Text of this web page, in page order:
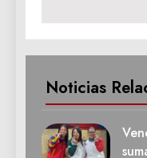
Noticias